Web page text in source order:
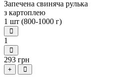
Запечена свиняча рулька
з картоплею
1 шт (800-1000 г)
1
293 грн
+